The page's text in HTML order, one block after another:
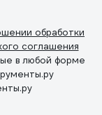
обработки
соглашения
в любой форме